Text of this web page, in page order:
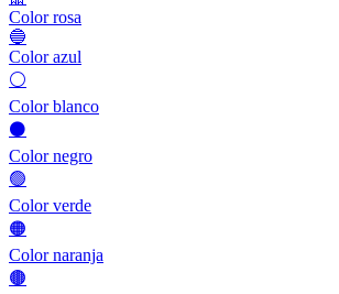
Color rosa
🔵
Color azul
⚪
Color blanco
⚫
Color negro
🟢
Color verde
🟠
Color naranja
🟤